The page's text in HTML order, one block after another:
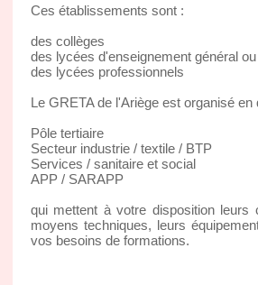
Ces établissements sont :
des collèges
des lycées d'enseignement général
des lycées professionnels
Le GRETA de l'Ariège est organisé
Pôle tertiaire
Secteur industrie / textile / BTP
Services / sanitaire et social
APP / SARAPP
qui mettent à votre disposition leurs
moyens techniques, leurs
vos besoins de formations.